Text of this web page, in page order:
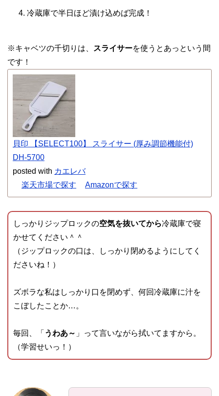
冷蔵庫で半日ほど漬け込めば完成！
※キャベツの千切りは、 スライサーを使うとあっという間
です！
貝印 【SELECT100】 スライサー (厚み調節機能付)
DH-5700
posted with カエレバ
楽天市場で探す
Amazonで探す
しっかりジップロックの空気を抜いてから冷蔵庫で寝
かせてください＾＾
（ジップロックの口は、しっかり閉めるようにしてく
ださいね！）
ズボラな私はしっかり口を閉めず、何回冷蔵庫に汁を
こぼしたことか…。
毎回、「 うわあ～ 」って言いながら拭いてますから。
（学習せいっ！）